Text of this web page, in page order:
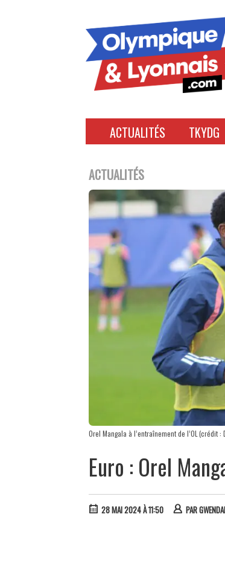
ACTUALITÉS TKYDG
ACTUALITÉS
Orel Mangala à l’entraînement de l’OL (crédit :
Euro : Orel
28 MAI 2024 À 11:50 PAR